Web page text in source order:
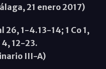
21 enero 2017)
26, 1-4.13-14; 1 Co 1,
12-23.
III-A)